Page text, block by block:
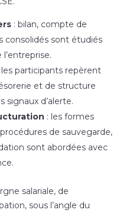
: bilan, compte de
consolidés sont étudiés
les participants repèrent
et de structure
signaux d’alerte.
: les formes
de sauvegarde,
sont abordées avec
salariale, de
sous l’angle du